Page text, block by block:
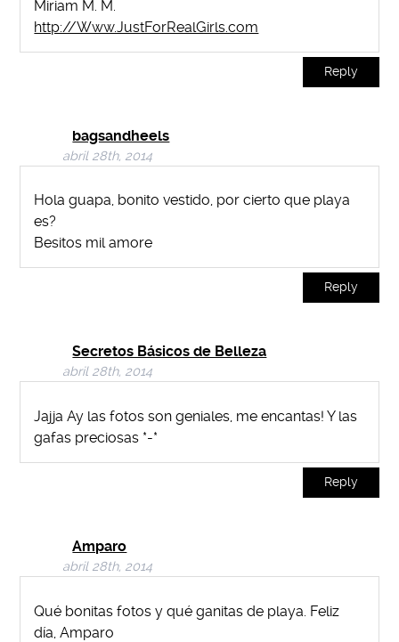
Miriam M. M.
http://Www.JustForRealGirls.com
Reply
bagsandheels
abril 28th, 2014
Hola guapa, bonito vestido, por cierto que playa
es?
Besitos mil amore
Reply
Secretos Básicos de Belleza
abril 28th, 2014
Jajja Ay las fotos son geniales, me encantas! Y las
gafas preciosas *-*
Reply
Amparo
abril 28th, 2014
Qué bonitas fotos y qué ganitas de playa. Feliz
día, Amparo